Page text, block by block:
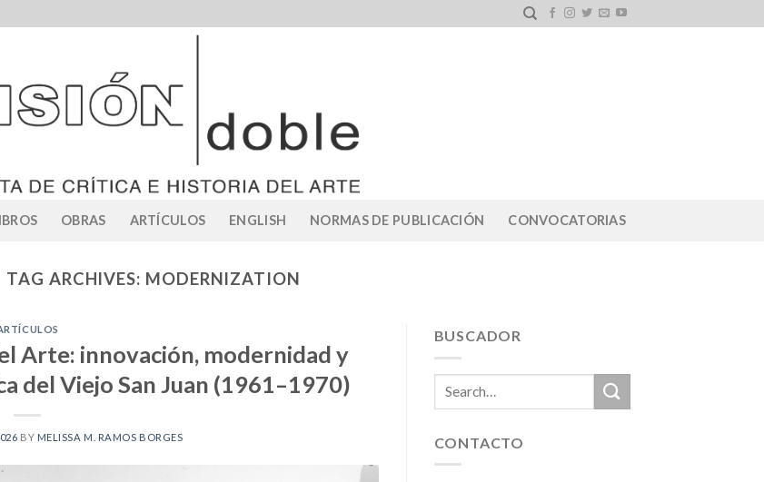
OBRAS ARTÍCULOS ENGLISH NORMAS DE PUBLICACIÓN CONVOCATORIAS
TAG ARCHIVES: MODERNIZATION
Arte: innovación, modernidad y
del Viejo San Juan (1961–1970)
BY MELISSA M. RAMOS BORGES
BUSCADOR
CONTACTO